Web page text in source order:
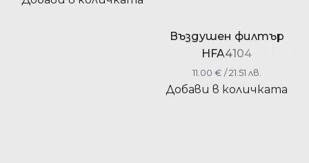
Въздушен филтър
HFA4104
HIFLOFILTRO
11.00 € / 21.51 лв.
Добави в количката